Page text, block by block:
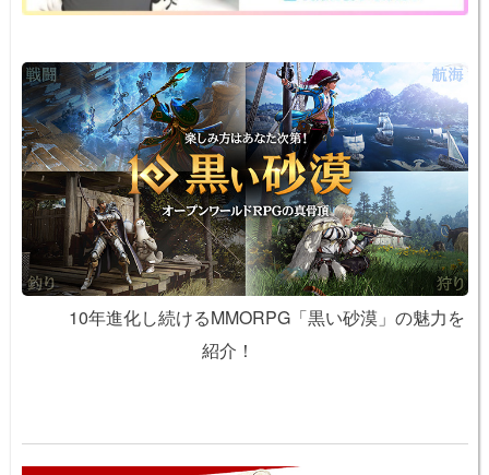
10年進化し続けるMMORPG「黒い砂漠」の魅力を
紹介！